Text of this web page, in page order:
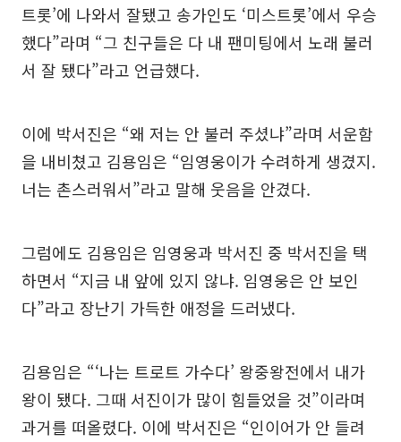
트롯’에 나와서 잘됐고 송가인도 ‘미스트롯’에서 우승
했다”라며 “그 친구들은 다 내 팬미팅에서 노래 불러
서 잘 됐다”라고 언급했다.
이에 박서진은 “왜 저는 안 불러 주셨냐”라며 서운함
을 내비쳤고 김용임은 “임영웅이가 수려하게 생겼지.
너는 촌스러워서”라고 말해 웃음을 안겼다.
그럼에도 김용임은 임영웅과 박서진 중 박서진을 택
하면서 “지금 내 앞에 있지 않냐. 임영웅은 안 보인
다”라고 장난기 가득한 애정을 드러냈다.
김용임은 “‘나는 트로트 가수다’ 왕중왕전에서 내가
왕이 됐다. 그때 서진이가 많이 힘들었을 것”이라며
과거를 떠올렸다. 이에 박서진은 “인이어가 안 들려